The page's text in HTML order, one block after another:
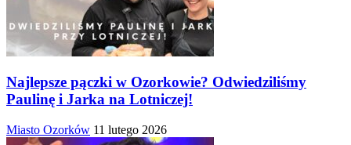
Najlepsze pączki w Ozorkowie? Odwiedziliśmy
Paulinę i Jarka na Lotniczej!
Miasto Ozorków 11 lutego 2026